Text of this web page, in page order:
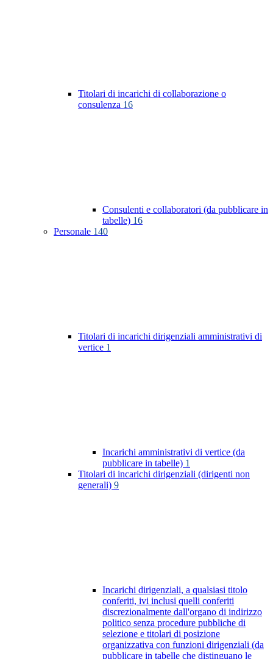
Titolari di incarichi di collaborazione o
consulenza 16
Consulenti e collaboratori (da pubblicare in
tabelle) 16
Personale 140
Titolari di incarichi dirigenziali amministrativi di
vertice 1
Incarichi amministrativi di vertice (da
pubblicare in tabelle) 1
Titolari di incarichi dirigenziali (dirigenti non
generali) 9
Incarichi dirigenziali, a qualsiasi titolo
conferiti, ivi inclusi quelli conferiti
discrezionalmente dall'organo di indirizzo
politico senza procedure pubbliche di
selezione e titolari di posizione
organizzativa con funzioni dirigenziali (da
pubblicare in tabelle che distinguano le